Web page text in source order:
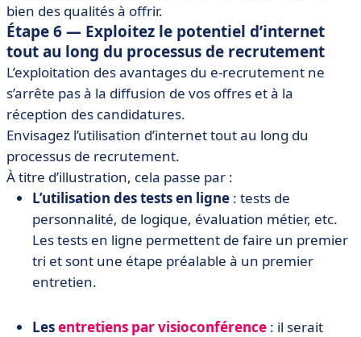
bien des qualités à offrir.
Étape 6 — Exploitez le potentiel d’internet
tout au long du processus de recrutement
L’exploitation des avantages du e-recrutement ne
s’arrête pas à la diffusion de vos offres et à la
réception des candidatures.
Envisagez l’utilisation d’internet tout au long du
processus de recrutement.
À titre d’illustration, cela passe par :
L’utilisation des tests en ligne : tests de
personnalité, de logique, évaluation métier, etc.
Les tests en ligne permettent de faire un premier
tri et sont une étape préalable à un premier
entretien.
Lesentretiens par visioconférence : il serait